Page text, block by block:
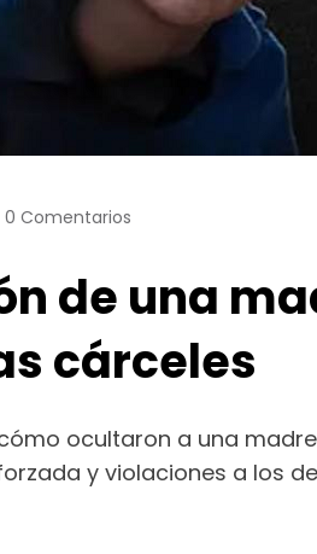
0 Comentarios
de una
cárceles
ocultaron a una
y violaciones a los